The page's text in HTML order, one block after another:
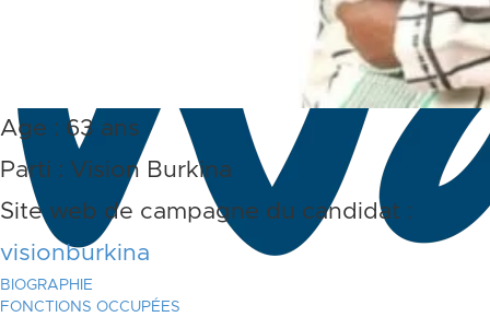
Age : 63 ans
Parti : Vision Burkina
Site web de campagne du candidat :
visionburkina
BIOGRAPHIE
FONCTIONS OCCUPÉES